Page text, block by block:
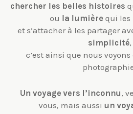
chercher les belles histoires
ou la lumière qui les
et s’attacher à les partager
simplicité,
c’est ainsi que nous
Un voyage vers l’inconnu,
vous, mais aussi un